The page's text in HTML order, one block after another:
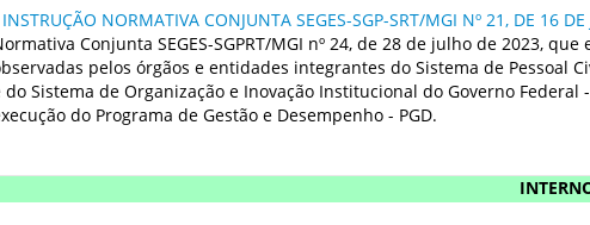
INSTRUÇÃO NORMATIVA CONJUNTA SEGES-SGP-SRT/MGI Nº 21, DE 16
Conjunta SEGES-SGPRT/MGI nº 24, de 28 de julho de 2023,
pelos órgãos e entidades integrantes do Sistema de Pessoal
do Sistema de Organização e Inovação Institucional do Governo
do Programa de Gestão e Desempenho - PGD.